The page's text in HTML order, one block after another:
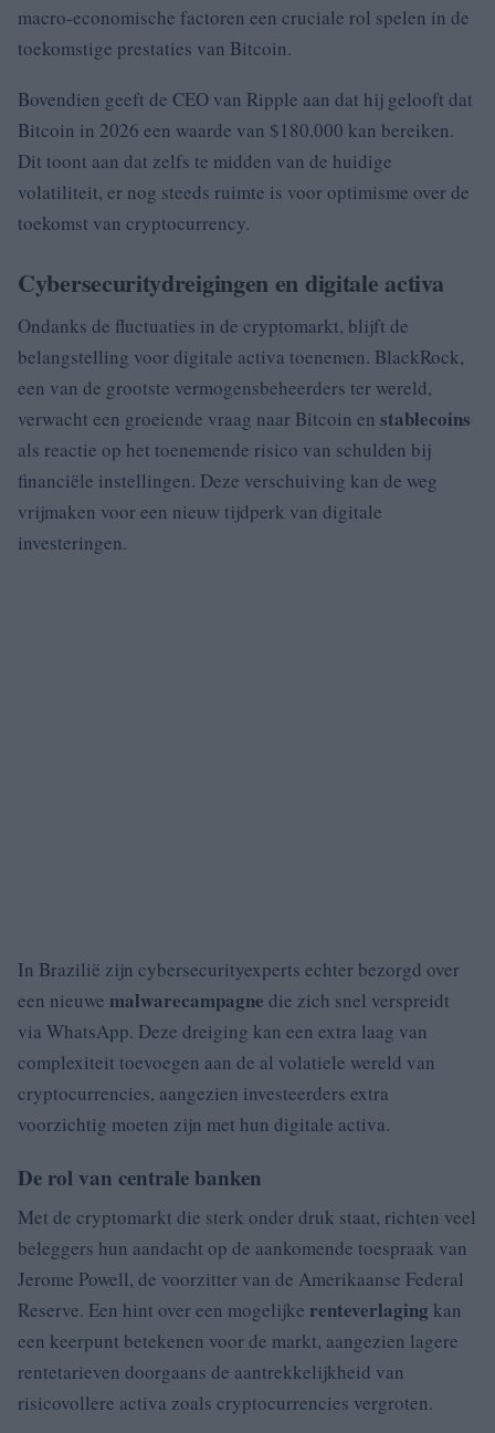
macro-economische factoren een cruciale rol spelen in de
toekomstige prestaties van Bitcoin.
Bovendien geeft de CEO van Ripple aan dat hij gelooft dat
Bitcoin in 2026 een waarde van $180.000 kan bereiken.
Dit toont aan dat zelfs te midden van de huidige
volatiliteit, er nog steeds ruimte is voor optimisme over de
toekomst van cryptocurrency.
Cybersecuritydreigingen en digitale activa
Ondanks de fluctuaties in de cryptomarkt, blijft de
belangstelling voor digitale activa toenemen. BlackRock,
een van de grootste vermogensbeheerders ter wereld,
verwacht een groeiende vraag naar Bitcoin en stablecoins
als reactie op het toenemende risico van schulden bij
financiële instellingen. Deze verschuiving kan de weg
vrijmaken voor een nieuw tijdperk van digitale
investeringen.
In Brazilië zijn cybersecurityexperts echter bezorgd over
een nieuwe malwarecampagne die zich snel verspreidt
via WhatsApp. Deze dreiging kan een extra laag van
complexiteit toevoegen aan de al volatiele wereld van
cryptocurrencies, aangezien investeerders extra
voorzichtig moeten zijn met hun digitale activa.
De rol van centrale banken
Met de cryptomarkt die sterk onder druk staat, richten veel
beleggers hun aandacht op de aankomende toespraak van
Jerome Powell, de voorzitter van de Amerikaanse Federal
Reserve. Een hint over een mogelijke renteverlaging kan
een keerpunt betekenen voor de markt, aangezien lagere
rentetarieven doorgaans de aantrekkelijkheid van
risicovollere activa zoals cryptocurrencies vergroten.